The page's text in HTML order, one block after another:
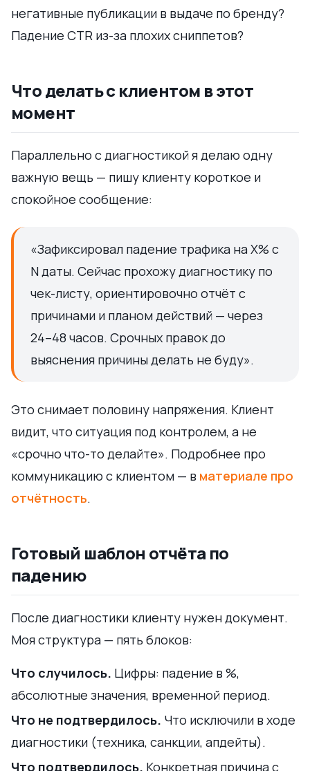
негативные публикации в выдаче по бренду?
Падение CTR из-за плохих сниппетов?
Что делать с клиентом в этот
момент
Параллельно с диагностикой я делаю одну
важную вещь — пишу клиенту короткое и
спокойное сообщение:
«Зафиксировал падение трафика на X% с
N даты. Сейчас прохожу диагностику по
чек-листу, ориентировочно отчёт с
причинами и планом действий — через
24–48 часов. Срочных правок до
выяснения причины делать не буду».
Это снимает половину напряжения. Клиент
видит, что ситуация под контролем, а не
«срочно что-то делайте». Подробнее про
коммуникацию с клиентом — в материале про
отчётность.
Готовый шаблон отчёта по
падению
После диагностики клиенту нужен документ.
Моя структура — пять блоков:
Что случилось. Цифры: падение в %,
абсолютные значения, временной период.
Что не подтвердилось. Что исключили в ходе
диагностики (техника, санкции, апдейты).
Что подтвердилось. Конкретная причина с